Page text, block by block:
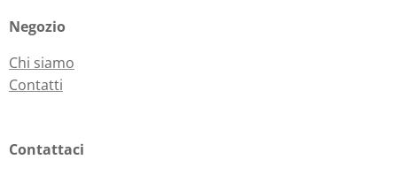
Negozio
Chi siamo
Contatti
Contattaci